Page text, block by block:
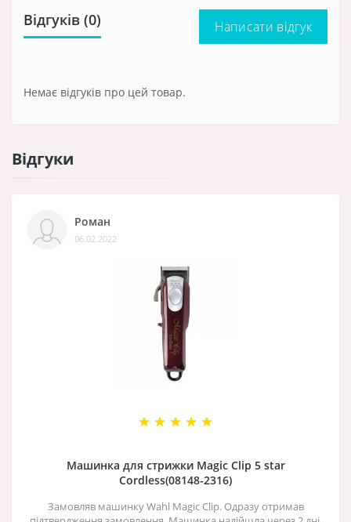
Відгуків (0) Написати відгук
Немає відгуків про цей товар.
Відгуки
Роман
06.02.2022
Машинка для стрижки Magic Clip 5 star
Cordless(08148-2316)
Замовляв машинку Wahl Magic Clip. Одразу отримав